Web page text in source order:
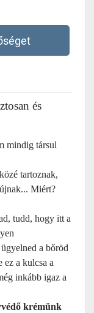
és
mindig társul
tartoznak,
Miért?
tudd, hogy itt a
a bőröd
ez a kulcsa a
inkább igaz a
krémünk